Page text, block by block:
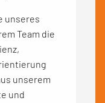
unseres
Team die
unserem
und